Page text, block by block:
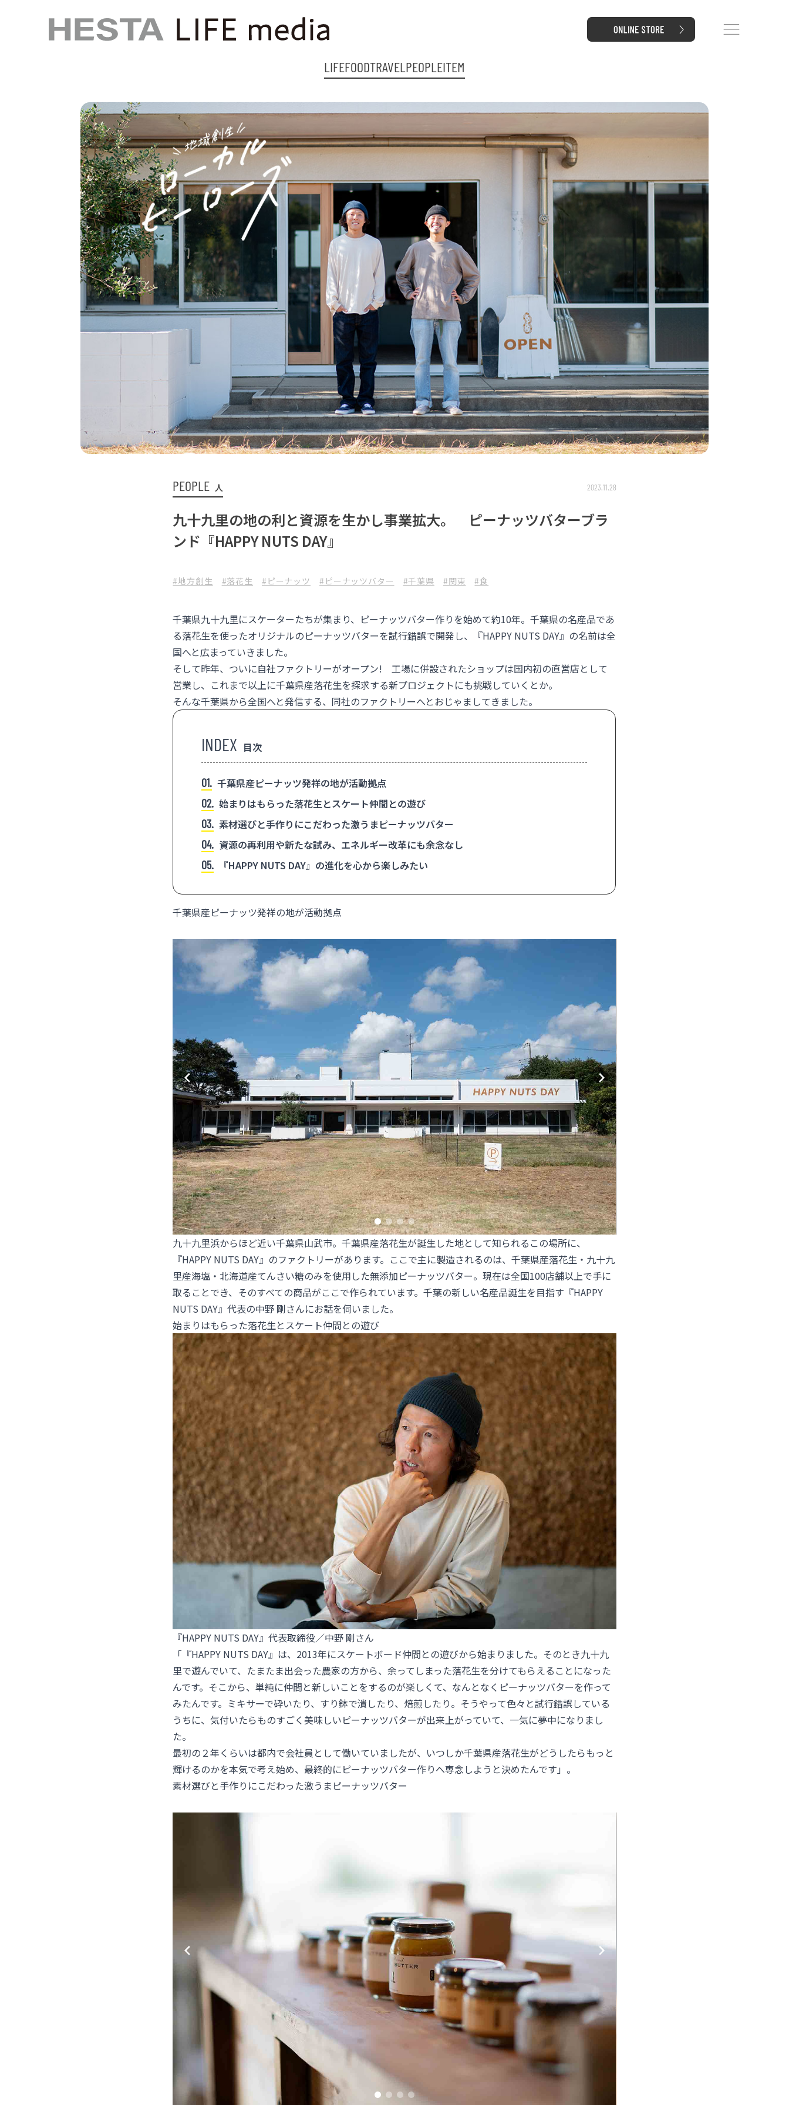
LIFEFOODTRAVELPEOPLEITEM
PEOPLE 人 2023.11.28
九十九里の地の利と資源を生かし事業拡大。 ピーナッツバターブラ
ンド『HAPPY NUTS DAY』
#地方創生 #落花生 #ピーナッツ #ピーナッツバター #千葉県 #関東 #食
千葉県九十九里にスケーターたちが集まり、ピーナッツバター作りを始めて約10年。千葉県の名産品であ
る落花生を使ったオリジナルのピーナッツバターを試行錯誤で開発し、『HAPPY NUTS DAY』の名前は全
国へと広まっていきました。
そして昨年、ついに自社ファクトリーがオープン! 工場に併設されたショップは国内初の直営店として
営業し、これまで以上に千葉県産落花生を探求する新プロジェクトにも挑戦していくとか。
そんな千葉県から全国へと発信する、同社のファクトリーへとおじゃましてきました。
目次
1 千葉県産ピーナッツ発祥の地が活動拠点
2 始まりはもらった落花生とスケート仲間との遊び
3 素材選びと手作りにこだわった激うまピーナッツバター
4 資源の再利用や新たな試み、エネルギー改革にも余念なし
5
『HAPPY NUTS DAY』の進化を心から楽しみたい
千葉県産ピーナッツ発祥の地が活動拠点
九十九里浜からほど近い千葉県山武市。千葉県産落花生が誕生した地として知られるこの場所に、
『HAPPY NUTS DAY』のファクトリーがあります。ここで主に製造されるのは、千葉県産落花生・九十九
里産海塩・北海道産てんさい糖のみを使用した無添加ピーナッツバター。現在は全国100店舗以上で手に
取ることでき、そのすべての商品がここで作られています。千葉の新しい名産品誕生を目指す『HAPPY
NUTS DAY』代表の中野 剛さんにお話を伺いました。
始まりはもらった落花生とスケート仲間との遊び
『HAPPY NUTS DAY』代表取締役／中野 剛さん
「『HAPPY NUTS DAY』は、2013年にスケートボード仲間との遊びから始まりました。そのとき九十九
里で遊んでいて、たまたま出会った農家の方から、余ってしまった落花生を分けてもらえることになった
んです。そこから、単純に仲間と新しいことをするのが楽しくて、なんとなくピーナッツバターを作って
みたんです。ミキサーで砕いたり、すり鉢で潰したり、焙煎したり。そうやって色々と試行錯誤している
うちに、気付いたらものすごく美味しいピーナッツバターが出来上がっていて、一気に夢中になりまし
た。
最初の２年くらいは都内で会社員として働いていましたが、いつしか千葉県産落花生がどうしたらもっと
輝けるのかを本気で考え始め、最終的にピーナッツバター作りへ専念しようと決めたんです」。
素材選びと手作りにこだわった激うまピーナッツバター